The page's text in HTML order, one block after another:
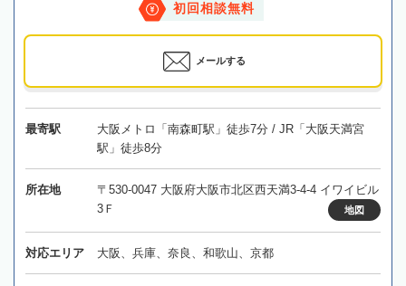
初回相談無料
メールする
最寄駅
大阪メトロ「南森町駅」徒歩7分 / JR「大阪天満宮
駅」徒歩8分
所在地
〒530-0047 大阪府大阪市北区西天満3-4-4 イワイビル
3Ｆ
地図
対応エリア 大阪、兵庫、奈良、和歌山、京都